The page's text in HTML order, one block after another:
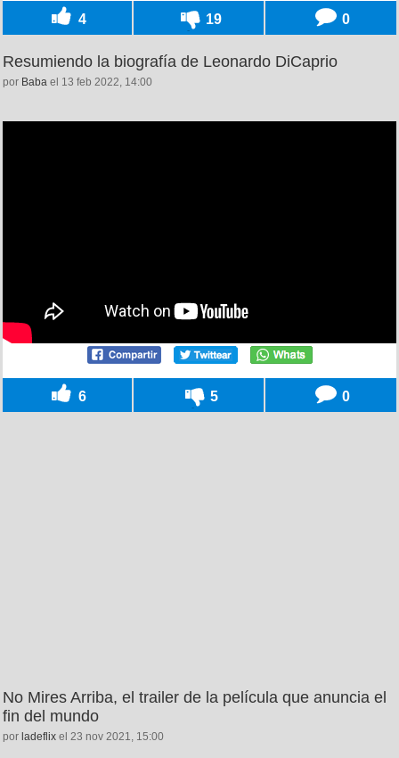
4 19 0
Resumiendo la biografía de Leonardo DiCaprio
por Baba el 13 feb 2022, 14:00
6 5 0
No Mires Arriba, el trailer de la película que anuncia el
fin del mundo
por ladeflix el 23 nov 2021, 15:00